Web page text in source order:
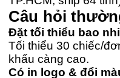
Câu hỏi
Đặt tối thiểu bao
Tối thiểu 30 chiếc/
khấu càng cao.
Có in logo & đổi